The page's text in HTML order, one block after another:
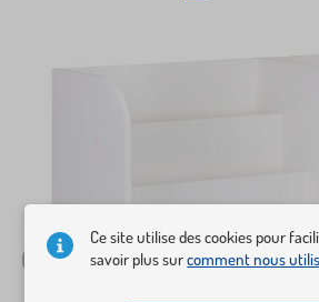
Ce site utilise des cookies pour
savoir plus surcomment nous